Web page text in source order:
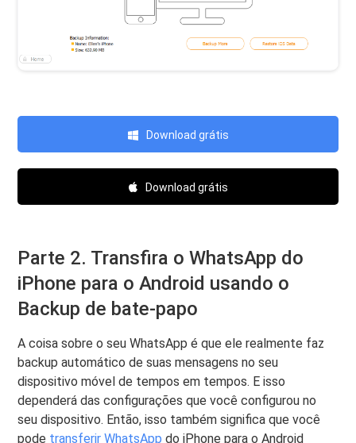
Download grátis
Download grátis
Parte 2. Transfira o WhatsApp do
iPhone para o Android usando o
Backup de bate-papo
A coisa sobre o seu WhatsApp é que ele realmente faz
backup automático de suas mensagens no seu
dispositivo móvel de tempos em tempos. E isso
dependerá das configurações que você configurou no
seu dispositivo. Então, isso também significa que você
pode transferir WhatsApp do iPhone para o Android